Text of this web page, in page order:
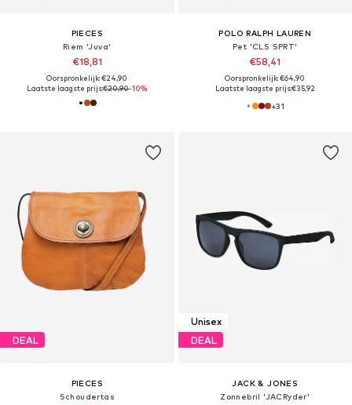
PIECES
Riem 'Juva'
€18,81
Oorspronkelijk: €24,90
Laatste laagste prijs:€20,90-10%
POLO RALPH LAUREN
Pet 'CLS SPRT'
€58,41
Oorspronkelijk: €64,90
Laatste laagste prijs:€35,92
+31
DEAL
PIECES
Schoudertas
Unisex
DEAL
JACK & JONES
Zonnebril 'JACRyder'